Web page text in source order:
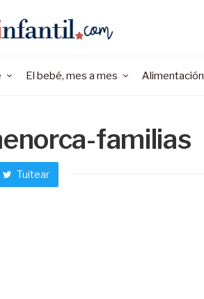
El bebé, mes a mes Alimentación
familias
Tuitear